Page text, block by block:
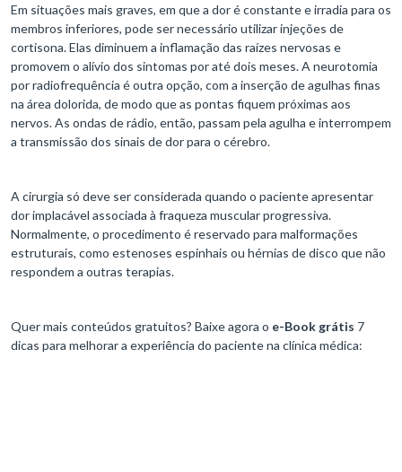
Em situações mais graves, em que a dor é constante e irradia para os
membros inferiores, pode ser necessário utilizar injeções de
cortisona. Elas diminuem a inflamação das raízes nervosas e
promovem o alívio dos sintomas por até dois meses. A neurotomia
por radiofrequência é outra opção, com a inserção de agulhas finas
na área dolorida, de modo que as pontas fiquem próximas aos
nervos. As ondas de rádio, então, passam pela agulha e interrompem
a transmissão dos sinais de dor para o cérebro.
A cirurgia só deve ser considerada quando o paciente apresentar
dor implacável associada à fraqueza muscular progressiva.
Normalmente, o procedimento é reservado para malformações
estruturais, como estenoses espinhais ou hérnias de disco que não
respondem a outras terapias.
Quer mais conteúdos gratuitos? Baixe agora o e-Book grátis 7
dicas para melhorar a experiência do paciente na clínica médica: